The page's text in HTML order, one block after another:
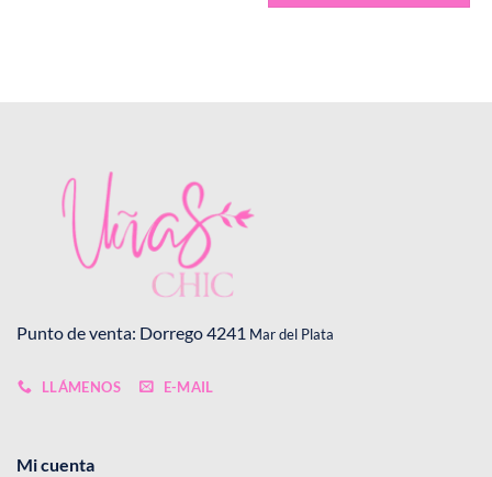
Punto de venta: Dorrego 4241 Mar del Plata
LLÁMENOS E-MAIL
Mi cuenta